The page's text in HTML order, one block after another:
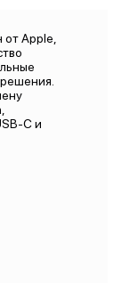
Apple,
C и